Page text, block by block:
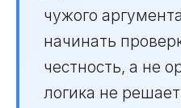
чужого
начинать
честность, а не
логика не